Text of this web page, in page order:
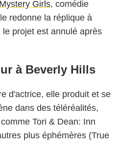
Mystery Girls, comédie
redonne la réplique à
projet est annulé après
à Beverly Hills
d'actrice, elle produit et se
dans des téléréalités,
Tori & Dean: Inn
plus éphémères (True